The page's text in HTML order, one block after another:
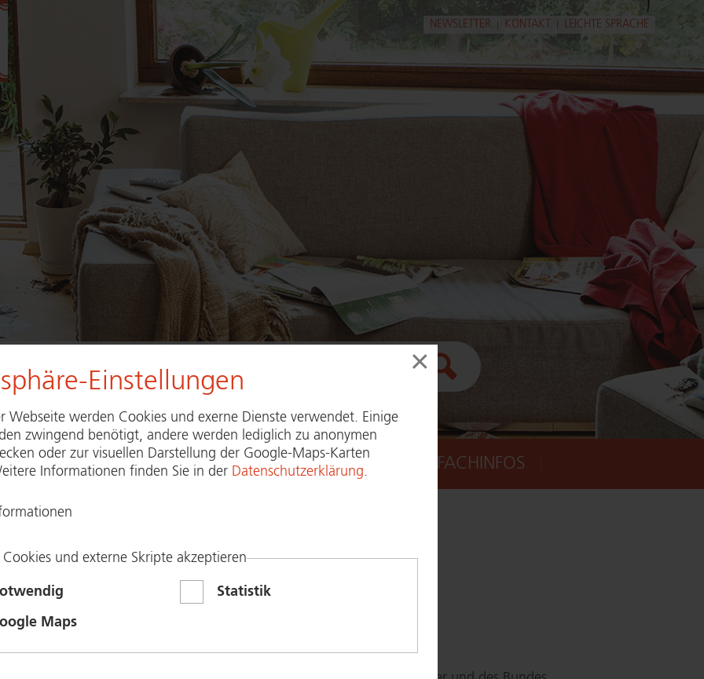
Einstellungen
Webseite werden Cookies und exerne Dienste verwendet. Einige
zwingend benötigt, andere werden lediglich zu anonymen
oder zur visuellen Darstellung der Google-Maps-Karten
Informationen finden Sie in der Datenschutzerklärung.
Cookies und externe Skripte akzeptieren
Statistik
Maps
×
Me­t­ana­vi­ga­ti­onNEWSLETTER KONTAKT LEICHTE SPRACHE
Suche ausführen
PART­NER­BE­REICH INITIATIVE PRESSE FACHINFOS
Le­vel Skala (vertikal) - Pressebild